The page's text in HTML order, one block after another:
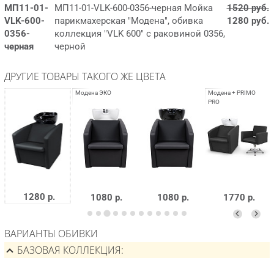
МП11-01-
VLK-600-
0356-
черная
МП11-01-VLK-600-0356-черная Мойка
парикмахерская "Модена", обивка
коллекция "VLK 600" с раковиной 0356,
черной
1520 руб.
1280 руб.
ДРУГИЕ ТОВАРЫ ТАКОГО ЖЕ ЦВЕТА
1280 р. 1080 р. 1080 р. 1770 р.
ВАРИАНТЫ ОБИВКИ
БАЗОВАЯ КОЛЛЕКЦИЯ